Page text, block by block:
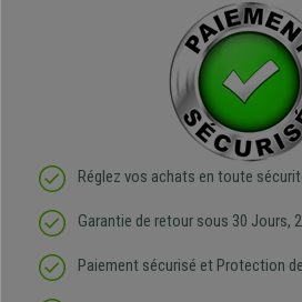
Réglez vos achats en toute
Garantie de retour sous 30 Jours,
Paiement sécurisé et Protection